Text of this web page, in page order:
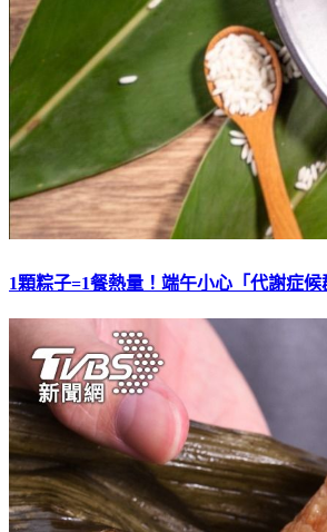
1顆粽子=1餐熱量！端午小心「代謝症候